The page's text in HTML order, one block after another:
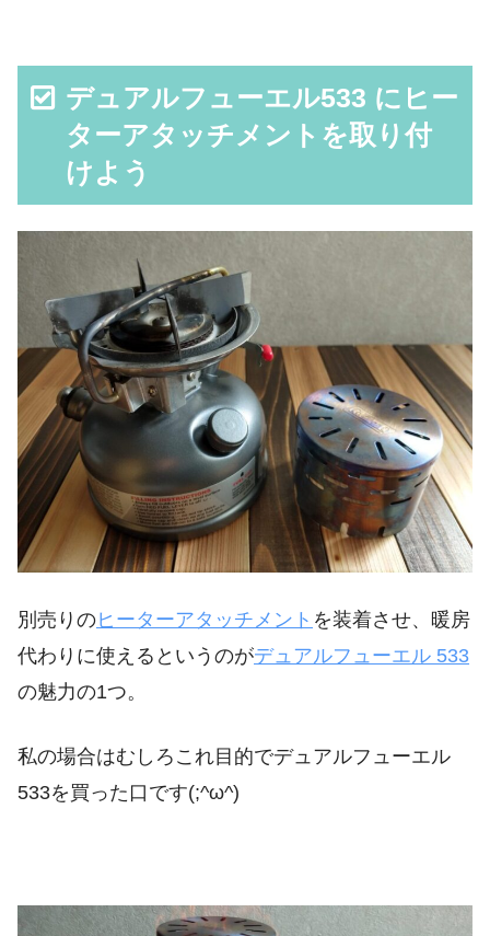
デュアルフューエル533 にヒー
ターアタッチメントを取り付
けよう
別売りのヒーターアタッチメント を装着させ、暖房
代わりに使えるというのがデュアルフューエル 533
の魅力の1つ。
私の場合はむしろこれ目的でデュアルフューエル
533を買った口です(;^ω^)